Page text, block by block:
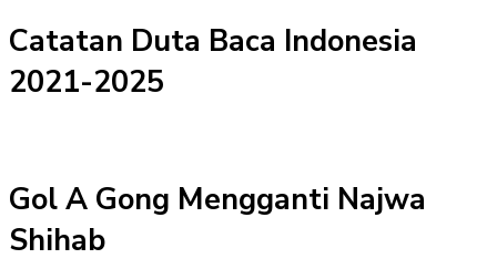
Catatan Duta Baca Indonesia
2021-2025
Gol A Gong Mengganti Najwa
Shihab